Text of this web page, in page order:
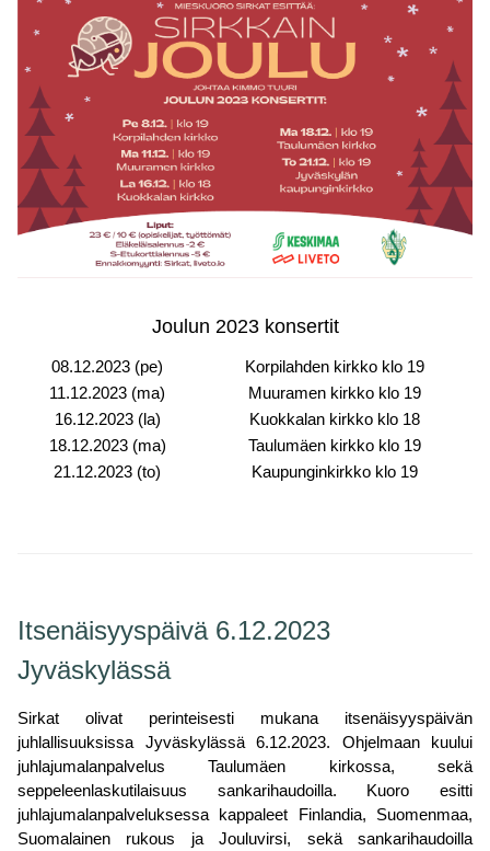
Joulun 2023 konsertit
08.12.2023 (pe)
Korpilahden kirkko klo 19
11.12.2023 (ma)
Muuramen kirkko klo 19
16.12.2023 (la)
Kuokkalan kirkko klo 18
18.12.2023 (ma)
Taulumäen kirkko klo 19
21.12.2023 (to)
Kaupunginkirkko klo 19
Itsenäisyyspäivä 6.12.2023
Jyväskylässä
Sirkat olivat perinteisesti mukana itsenäisyyspäivän
juhlallisuuksissa Jyväskylässä 6.12.2023. Ohjelmaan kuului
juhlajumalanpalvelus Taulumäen kirkossa, sekä
seppeleenlaskutilaisuus sankarihaudoilla. Kuoro esitti
juhlajumalanpalveluksessa kappaleet Finlandia, Suomenmaa,
Suomalainen rukous ja Jouluvirsi, sekä sankarihaudoilla